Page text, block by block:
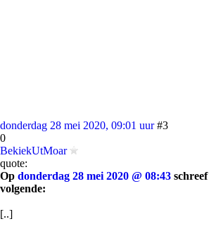
donderdag 28 mei 2020, 09:01 uur #3
0
BekiekUtMoar
quote:
Op donderdag 28 mei 2020 @ 08:43 schreef
volgende:
[..]